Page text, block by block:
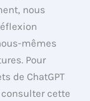
nous
mêmes
Pour
de ChatGPT
cette